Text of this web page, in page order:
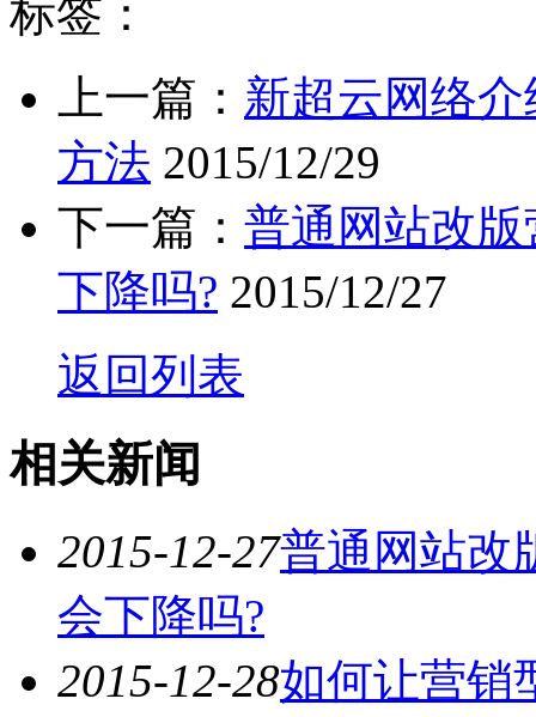
标签：
上一篇： 新超云网络
方法 2015/12/29
下一篇： 普通网站改
下降吗? 2015/12/27
返回列表
相关新闻
2015-12-27普通网站改
会下降吗?
2015-12-28如何让营销